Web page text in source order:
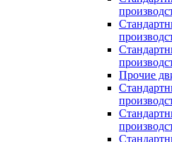
Прочие